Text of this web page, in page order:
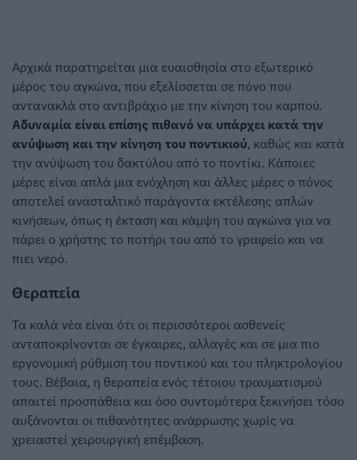
Αρχικά παρατηρείται μια ευαισθησία στο εξωτερικό
μέρος του αγκώνα, που εξελίσσεται σε πόνο που
αντανακλά στο αντιβράχιο με την κίνηση του καρπού.
Αδυναμία είναι επίσης πιθανό να υπάρχει κατά την
ανύψωση και την κίνηση του ποντικιού, καθώς και κατά
την ανύψωση του δακτύλου από το ποντίκι. Κάποιες
μέρες είναι απλά μια ενόχληση και άλλες μέρες ο πόνος
αποτελεί ανασταλτικό παράγοντα εκτέλεσης απλών
κινήσεων, όπως η έκταση και κάμψη του αγκώνα για να
πάρει ο χρήστης το ποτήρι του από το γραφείο και να
πιει νερό.
Θεραπεία
Τα καλά νέα είναι ότι οι περισσότεροι ασθενείς
ανταποκρίνονται σε έγκαιρες, αλλαγές και σε μια πιο
εργονομική ρύθμιση του ποντικού και του πληκτρολογίου
τους. Βέβαια, η θεραπεία ενός τέτοιου τραυματισμού
απαιτεί προσπάθεια και όσο συντομότερα ξεκινήσει τόσο
αυξάνονται οι πιθανότητες ανάρρωσης χωρίς να
χρειαστεί χειρουργική επέμβαση.